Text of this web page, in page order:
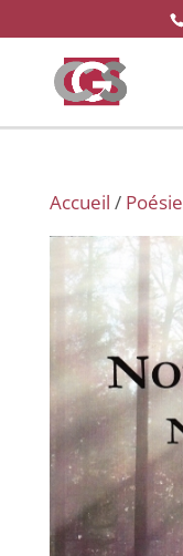
Accueil / Poésie